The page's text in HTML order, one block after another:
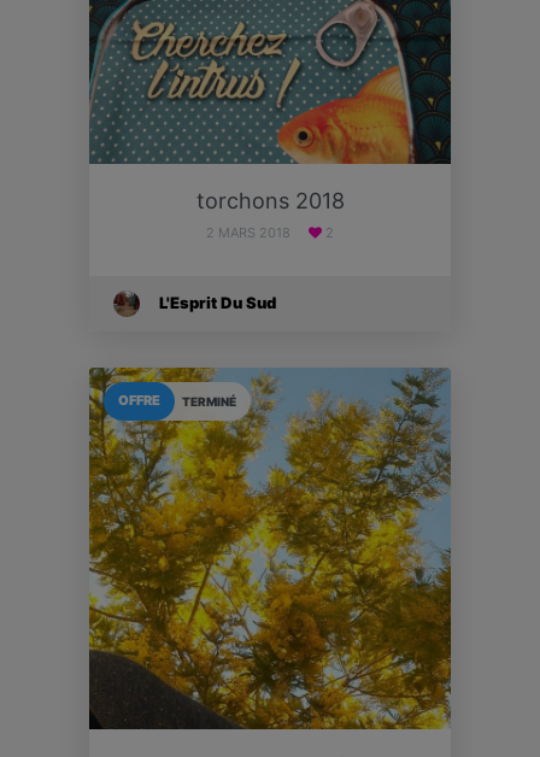
torchons 2018
2 MARS 2018 2
L'Esprit Du Sud
TERMINÉ
OFFRE